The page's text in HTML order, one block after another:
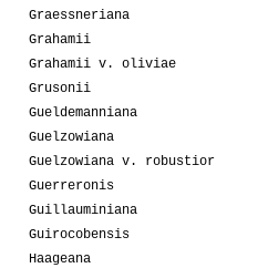
Graessneriana
Grahamii
Grahamii v. oliviae
Grusonii
Gueldemanniana
Guelzowiana
Guelzowiana v. robustior
Guerreronis
Guillauminiana
Guirocobensis
Haageana